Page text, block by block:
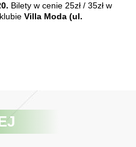
Bilety w cenie 25zł / 35zł w
Villa Moda (ul.